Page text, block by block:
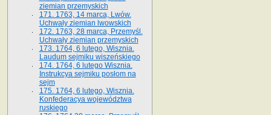
ziemian przemyskich
171. 1763, 14 marca, Lwów.
Uchwały ziemian lwowskich
172. 1763, 28 marca, Przemyśl.
Uchwały ziemian przemyskich
173. 1764, 6 lutego, Wisznia.
Laudum sejmiku wiszeńskiego
174. 1764, 6 lutego Wisznia.
Instrukcya sejmiku posłom na
sejm
175. 1764, 6 lutego, Wisznia.
Konfederacya województwa
ruskiego